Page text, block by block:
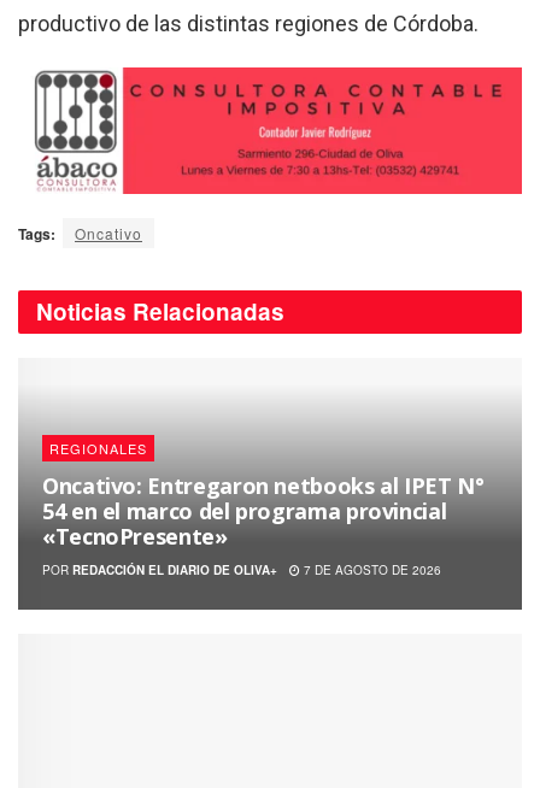
productivo de las distintas regiones de Córdoba.
Tags: Oncativo
Noticias Relacionadas
REGIONALES
Oncativo: Entregaron netbooks al IPET N°
54 en el marco del programa provincial
«TecnoPresente»
POR REDACCIÓN EL DIARIO DE OLIVA+ 7 DE AGOSTO DE 2026